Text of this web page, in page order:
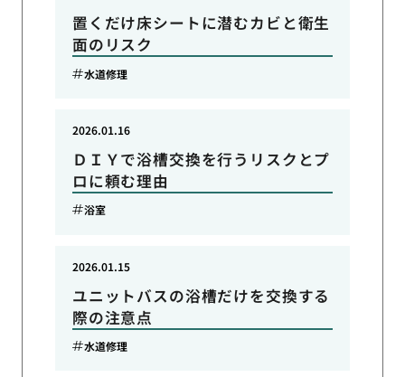
置くだけ床シートに潜むカビと衛生
面のリスク
水道修理
ＤＩＹで浴槽交換を行うリスクとプ
ロに頼む理由
2026.01.16
浴室
ユニットバスの浴槽だけを交換する
際の注意点
2026.01.15
水道修理